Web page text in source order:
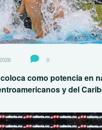
0
como potencia en
y del